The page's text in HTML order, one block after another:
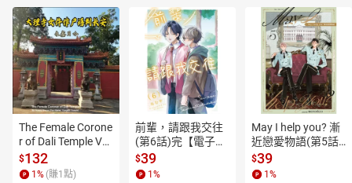
The Female Corone
r of Dali Temple Vo
l.6【有聲書】
$132
1 % (賺1 點)
前輩，請跟我交往
(第6話)完【電子
書】
$39
1 %
May I help you? 漸
近戀愛物語(第5話)
【電子書】
$39
1 %